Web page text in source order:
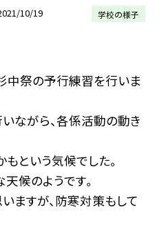
10/19 学校の様子
中祭の予行練習を行いま
ながら、各係活動の動き
という気候でした。
候のようです。
ますが、防寒対策もして